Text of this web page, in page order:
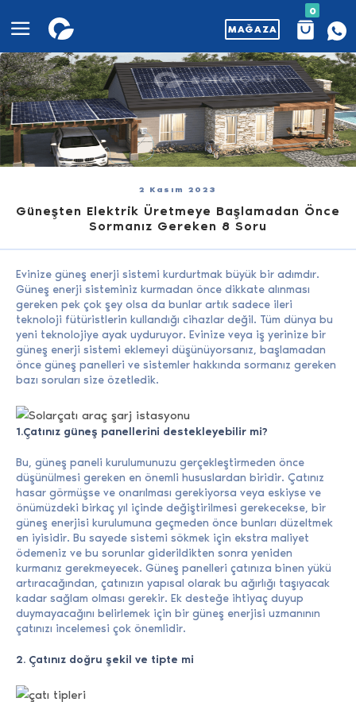
MAĞAZA
0
2 Kasım 2023
Güneşten Elektrik Üretmeye Başlamadan Önce
Sormanız Gereken 8 Soru
Evinize güneş enerji sistemi kurdurtmak büyük bir adımdır.
Güneş enerji sisteminiz kurmadan önce dikkate alınması
gereken pek çok şey olsa da bunlar artık sadece ileri
teknoloji fütüristlerin kullandığı cihazlar değil. Tüm dünya bu
yeni teknolojiye ayak uyduruyor. Evinize veya iş yerinize bir
güneş enerji sistemi eklemeyi düşünüyorsanız, başlamadan
önce güneş panelleri ve sistemler hakkında sormanız gereken
bazı soruları size özetledik.
1.Çatınız güneş panellerini destekleyebilir mi?
Bu, güneş paneli kurulumunuzu gerçekleştirmeden önce
düşünülmesi gereken en önemli hususlardan biridir. Çatınız
hasar görmüşse ve onarılması gerekiyorsa veya eskiyse ve
önümüzdeki birkaç yıl içinde değiştirilmesi gerekecekse, bir
güneş enerjisi kurulumuna geçmeden önce bunları düzeltmek
en iyisidir. Bu sayede sistemi sökmek için ekstra maliyet
ödemeniz ve bu sorunlar giderildikten sonra yeniden
kurmanız gerekmeyecek. Güneş panelleri çatınıza binen yükü
artıracağından, çatınızın yapısal olarak bu ağırlığı taşıyacak
kadar sağlam olması gerekir. Ek desteğe ihtiyaç duyup
duymayacağını belirlemek için bir güneş enerjisi uzmanının
çatınızı incelemesi çok önemlidir.
2. Çatınız doğru şekil ve tipte mi